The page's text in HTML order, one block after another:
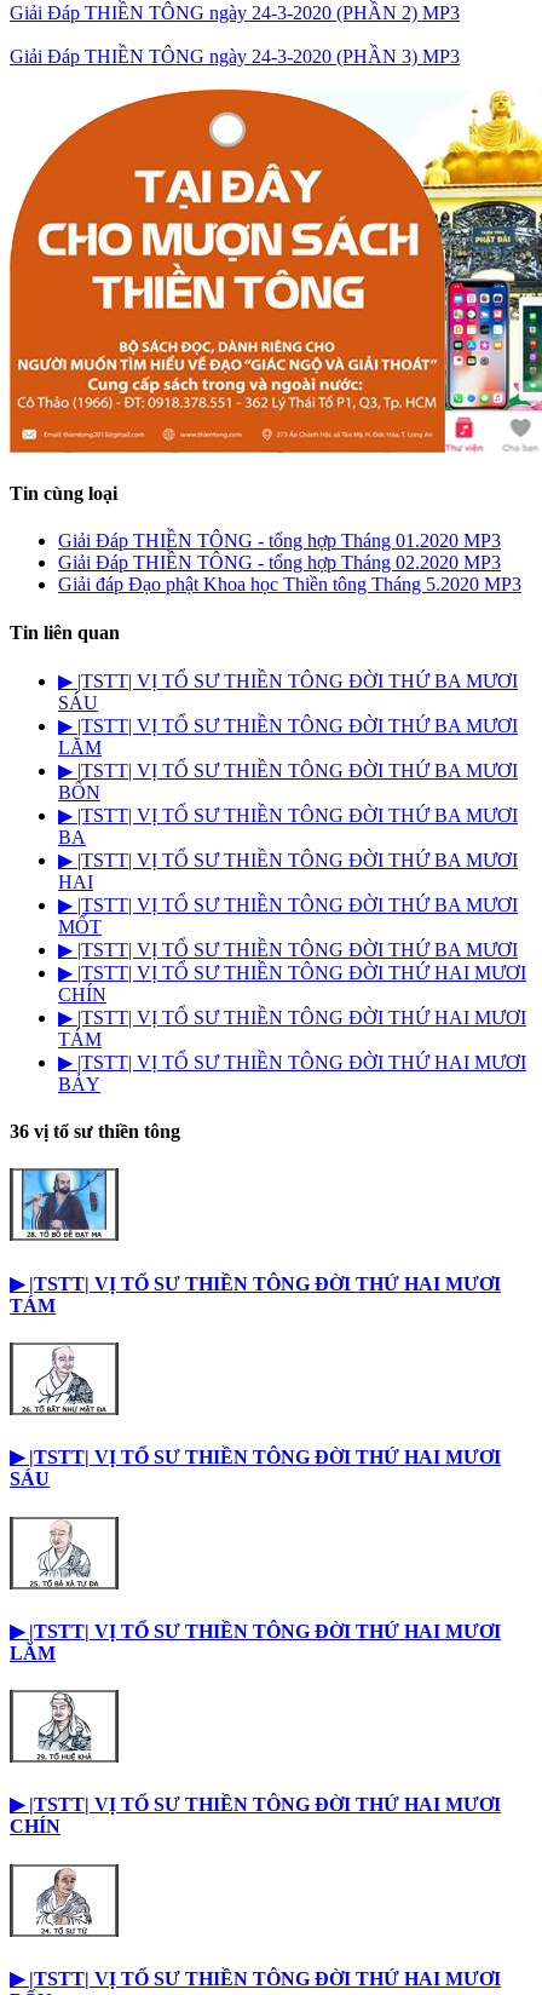
Giải Đáp THIỀN TÔNG ngày 24-3-2020 (PHẦN 2) MP3
Giải Đáp THIỀN TÔNG ngày 24-3-2020 (PHẦN 3) MP3
Tin cùng loại
Giải Đáp THIỀN TÔNG - tổng hợp Tháng 01.2020 MP3
Giải Đáp THIỀN TÔNG - tổng hợp Tháng 02.2020 MP3
Giải đáp Đạo phật Khoa học Thiền tông Tháng 5.2020 MP3
Tin liên quan
▶︎ |TSTT| VỊ TỔ SƯ THIỀN TÔNG ĐỜI THỨ BA MƯƠI
SÁU
▶︎ |TSTT| VỊ TỔ SƯ THIỀN TÔNG ĐỜI THỨ BA MƯƠI
LĂM
▶︎ |TSTT| VỊ TỔ SƯ THIỀN TÔNG ĐỜI THỨ BA MƯƠI
BỐN
▶︎ |TSTT| VỊ TỔ SƯ THIỀN TÔNG ĐỜI THỨ BA MƯƠI
BA
▶︎ |TSTT| VỊ TỔ SƯ THIỀN TÔNG ĐỜI THỨ BA MƯƠI
HAI
▶︎ |TSTT| VỊ TỔ SƯ THIỀN TÔNG ĐỜI THỨ BA MƯƠI
MỐT
▶︎ |TSTT| VỊ TỔ SƯ THIỀN TÔNG ĐỜI THỨ BA MƯƠI
▶︎ |TSTT| VỊ TỔ SƯ THIỀN TÔNG ĐỜI THỨ HAI MƯƠI
CHÍN
▶︎ |TSTT| VỊ TỔ SƯ THIỀN TÔNG ĐỜI THỨ HAI MƯƠI
TÁM
▶︎ |TSTT| VỊ TỔ SƯ THIỀN TÔNG ĐỜI THỨ HAI MƯƠI
BẢY
36 vị tổ sư thiền tông
▶︎ |TSTT| VỊ TỔ SƯ THIỀN TÔNG ĐỜI THỨ HAI MƯƠI
TÁM
▶︎ |TSTT| VỊ TỔ SƯ THIỀN TÔNG ĐỜI THỨ HAI MƯƠI
SÁU
▶︎ |TSTT| VỊ TỔ SƯ THIỀN TÔNG ĐỜI THỨ HAI MƯƠI
LĂM
▶︎ |TSTT| VỊ TỔ SƯ THIỀN TÔNG ĐỜI THỨ HAI MƯƠI
CHÍN
▶︎ |TSTT| VỊ TỔ SƯ THIỀN TÔNG ĐỜI THỨ HAI MƯƠI